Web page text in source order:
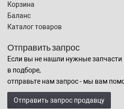
Корзина
Баланс
Каталог товаров
Отправить запрос
Если вы не нашли нужные
в подборе,
отправьте нам запрос - мы вам
Отправить запрос продавцу